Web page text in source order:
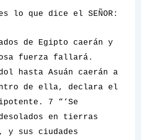
lo que dice el SEÑOR:
de Egipto caerán y
fuerza fallará.
hasta Asuán caerán a
de ella, declara el
7 “‘Se
en tierras
y sus ciudades